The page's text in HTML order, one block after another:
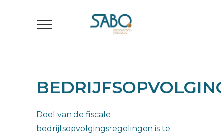
Doel van de fiscale
bedrijfsopvolgingsregelingen is te